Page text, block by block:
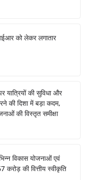
को लेकर लगातार
यात्रियों की सुविधा और
की दिशा में बड़ा कदम,
की विस्तृत समीक्षा
विकास योजनाओं एवं
करोड़ की वित्तीय स्वीकृति